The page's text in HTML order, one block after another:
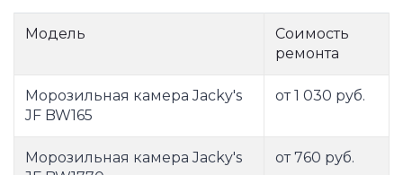
Модель
Соимость
ремонта
Морозильная камера Jacky's
JF BW165
от 1 030 руб.
Морозильная камера Jacky's
от 760 руб.